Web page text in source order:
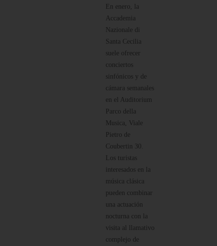
En enero, la
Accademia
Nazionale di
Santa Cecilia
suele ofrecer
conciertos
sinfónicos y de
cámara semanales
en el Auditorium
Parco della
Musica, Viale
Pietro de
Coubertin 30.
Los turistas
interesados en la
música clásica
pueden combinar
una actuación
nocturna con la
visita al llamativo
complejo de